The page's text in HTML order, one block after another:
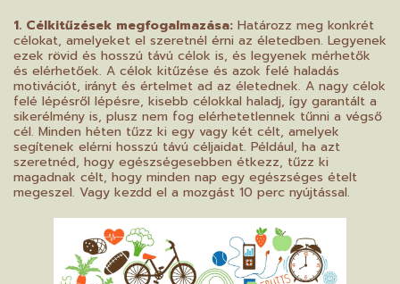
1. Célkitűzések megfogalmazása: Határozz meg konkrét
célokat, amelyeket el szeretnél érni az életedben. Legyenek
ezek rövid és hosszú távú célok is, és legyenek mérhetők
és elérhetőek. A célok kitűzése és azok felé haladás
motivációt, irányt és értelmet ad az életednek. A nagy célok
felé lépésről lépésre, kisebb célokkal haladj, így garantált a
sikerélmény is, plusz nem fog elérhetetlennek tűnni a végső
cél. Minden héten tűzz ki egy vagy két célt, amelyek
segítenek elérni hosszú távú céljaidat. Például, ha azt
szeretnéd, hogy egészségesebben étkezz, tűzz ki
magadnak célt, hogy minden nap egy egészséges ételt
megeszel. Vagy kezdd el a mozgást 10 perc nyújtással.